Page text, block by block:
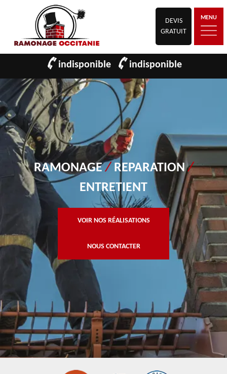
DEVIS
GRATUIT
MENU
indisponible indisponible
RAMONAGE/ REPARATION/
ENTRETIENT
VOIR NOS RÉALISATIONS
NOUS CONTACTER